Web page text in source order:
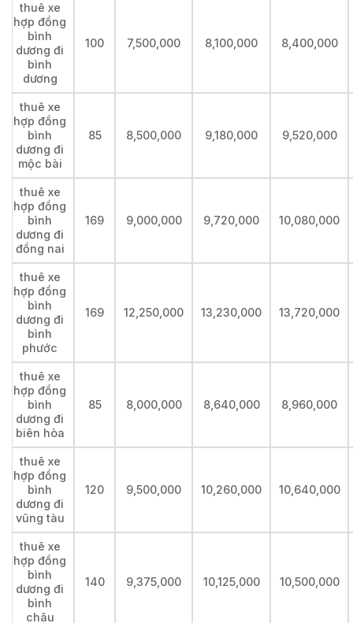
thuê xe
hợp đồng
bình
dương đi
bình
dương
100 7,500,000 8,100,000 8,400,000
thuê xe
hợp đồng
bình
dương đi
mộc bài
85 8,500,000 9,180,000 9,520,000
thuê xe
hợp đồng
bình
dương đi
đồng nai
169 9,000,000 9,720,000 10,080,000
thuê xe
hợp đồng
bình
dương đi
bình
phước
169 12,250,000 13,230,000 13,720,000
thuê xe
hợp đồng
bình
dương đi
biên hòa
85 8,000,000 8,640,000 8,960,000
thuê xe
hợp đồng
bình
dương đi
vũng tàu
120 9,500,000 10,260,000 10,640,000
thuê xe
hợp đồng
bình
dương đi
bình
châu
140 9,375,000 10,125,000 10,500,000